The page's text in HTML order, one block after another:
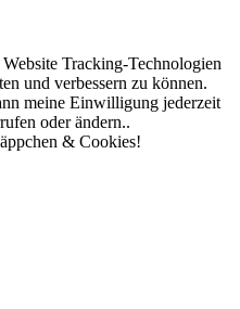
Tracking-Technologien
und verbessern zu können.
meine Einwilligung jederzeit
oder ändern..
& Cookies!